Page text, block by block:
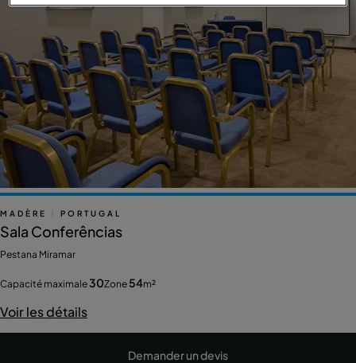
MADÈRE PORTUGAL
Sala Conferências
Pestana Miramar
Capacité maximale 30Zone 54m²
Voir les détails
Demander un devis